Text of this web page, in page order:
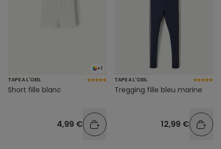
+1
TAPE A L'OEIL
Short fille blanc
4,99 €
TAPE A L'OEIL
Tregging fille bleu marine
12,99 €